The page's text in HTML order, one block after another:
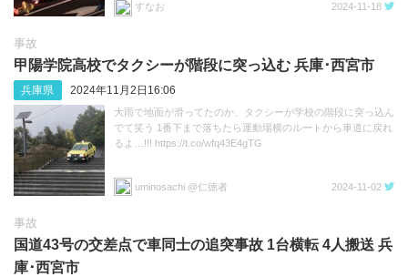
すなお 2024-11-18
事故
甲陽学院高校でタクシーが階段に突っ込む 兵庫･西宮市
兵庫県 2024年11月2日16:06
大雨で地面が滑ってたのか、タクシーが学校の階段に突っ込ん
でて笑う 1番下まで落ちたら運動場横のルートから車道に戻れ
るよ…!!! https://t.co/wfq43E4gTG
uminosachi @仁徳者 2024-11-02
事故
国道43号の交差点で車同士の追突事故 1台横転 4人搬送 兵
庫･西宮市